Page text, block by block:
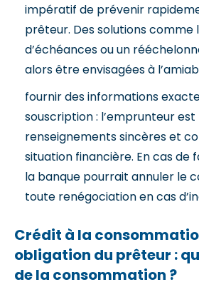
impératif de prévenir
prêteur. Des solutions comme
d’échéances ou un
alors être envisagées à
fournir des informations
souscription : l’emprunteur
renseignements sincères et
situation financière. En cas de
la banque pourrait annuler le
toute renégociation en cas
Crédit à la
obligation du prêteur :
de la consommation ?